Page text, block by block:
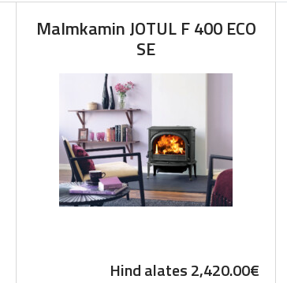
Malmkamin JOTUL F 400 ECO
SE
Hind alates2,420.00€